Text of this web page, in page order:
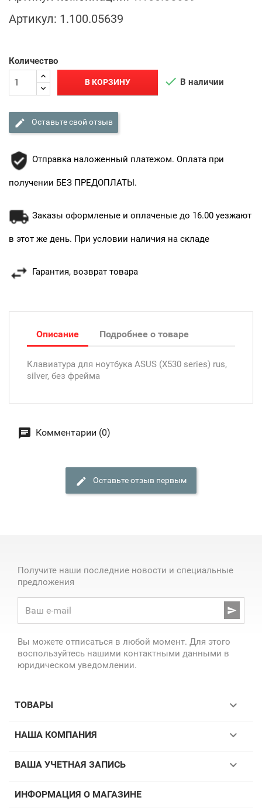
Артикул: 1.100.05639
Количество
В КОРЗИНУ  В наличии
Оставьте свой отзыв
Отправка наложенный платежом. Оплата при
получении БЕЗ ПРЕДОПЛАТЫ.
Заказы оформленые и оплаченые до 16.00 уезжают
в этот же день. При условии наличия на складе
Гарантия, возврат товара
Описание Подробнее о товаре
Клавиатура для ноутбука ASUS (X530 series) rus,
silver, без фрейма
Комментарии (0)
Оставьте отзыв первым
Получите наши последние новости и специальные
предложения

Вы можете отписаться в любой момент. Для этого
воспользуйтесь нашими контактными данными в
юридическом уведомлении.
ТОВАРЫ 
НАША КОМПАНИЯ 
ВАША УЧЕТНАЯ ЗАПИСЬ 
ИНФОРМАЦИЯ О МАГАЗИНЕ